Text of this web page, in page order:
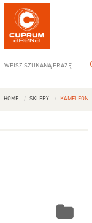
HOME SKLEPY KAMELEON